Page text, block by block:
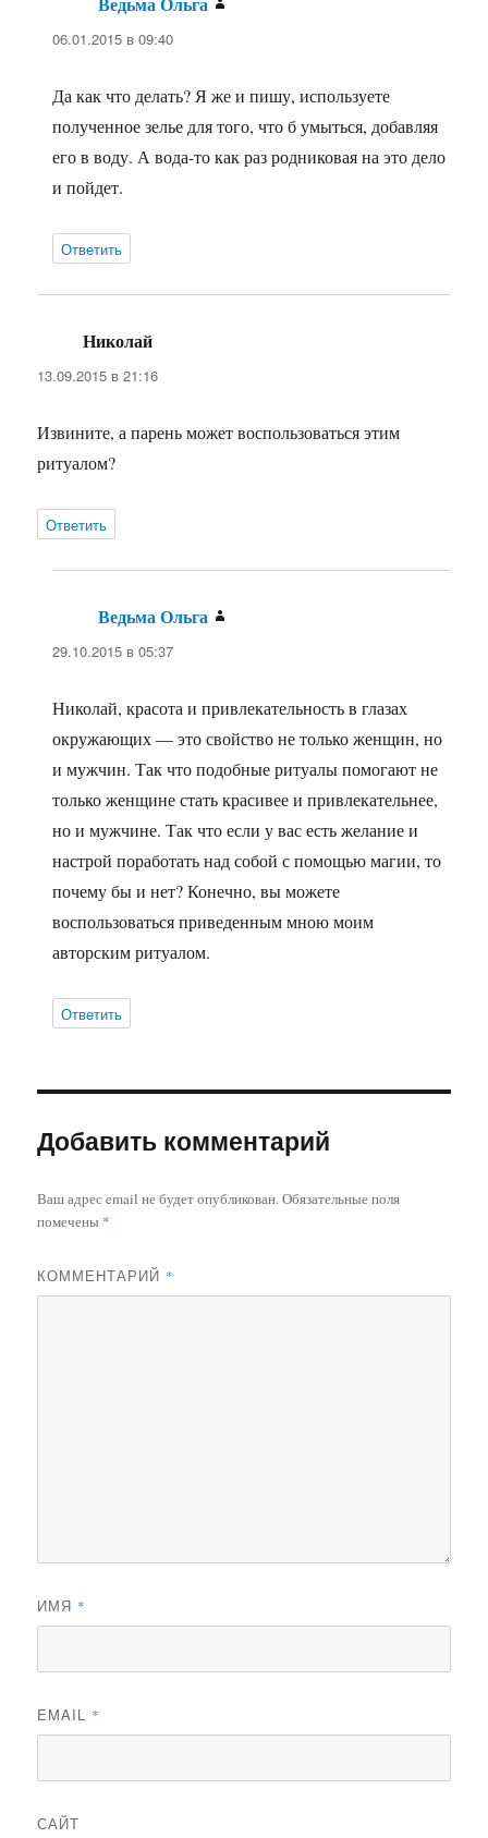
06.01.2015 в 09:40
Да как что делать? Я же и пишу, используете
полученное зелье для того, что б умыться, добавляя
его в воду. А вода-то как раз родниковая на это дело
и пойдет.
Ответить
Николай
13.09.2015 в 21:16
Извините, а парень может воспользоваться этим
ритуалом?
Ответить
Ведьма Ольга
29.10.2015 в 05:37
Николай, красота и привлекательность в глазах
окружающих — это свойство не только женщин, но
и мужчин. Так что подобные ритуалы помогают не
только женщине стать красивее и привлекательнее,
но и мужчине. Так что если у вас есть желание и
настрой поработать над собой с помощью магии, то
почему бы и нет? Конечно, вы можете
воспользоваться приведенным мною моим
авторским ритуалом.
Ответить
Добавить комментарий
Ваш адрес email не будет опубликован.Обязательные поля
помечены *
КОММЕНТАРИЙ *
ИМЯ *
EMAIL *
САЙТ